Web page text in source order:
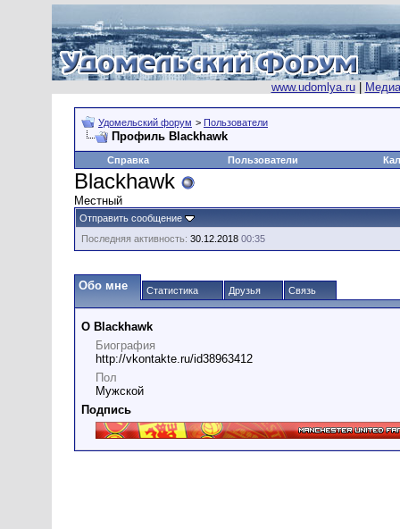
www.udomlya.ru|
Удомельский форум > Пользователи
Профиль Blackhawk
Справка Пользователи
Blackhawk
Местный
Отправить сообщение
Последняя активность: 30.12.2018 00:35
Обо мне Статистика Друзья Связь
О Blackhawk
Биография
http://vkontakte.ru/id38963412
Пол
Мужской
Подпись